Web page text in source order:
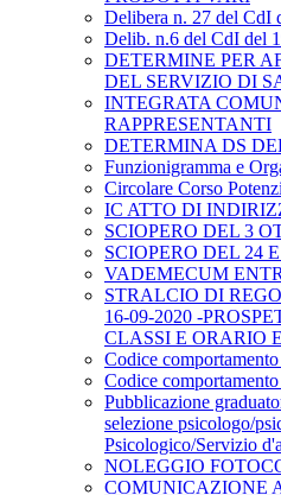
Delibera n. 27 del CdI
Delib. n.6 del CdI del
DETERMINE PER
DEL SERVIZIO DI
INTEGRATA
RAPPRESENTANTI
DETERMINA DS
Funzionigramma e
Circolare Corso
IC ATTO DI
SCIOPERO DEL 3
SCIOPERO DEL 24
VADEMECUM
STRALCIO DI
16-09-2020 -
CLASSI E ORARIO
Codice
Codice
Pubblicazione
selezione psicologo/
Psicologico/Servizio
NOLEGGIO
COMUNICAZIONE